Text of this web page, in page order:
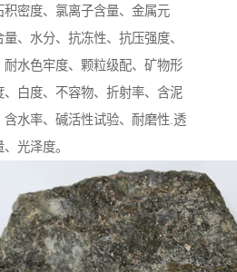
密度、氯离子含量、金属元
、水分、抗冻性、抗压强度、
水色牢度、颗粒级配、矿物形
白度、不容物、折射率、含泥
水率、碱活性试验、耐磨性.透
光泽度。